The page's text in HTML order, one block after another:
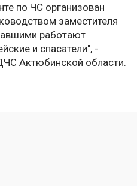
по ЧС организован
заместителя
работают
и спасатели", -
Актюбинской области.